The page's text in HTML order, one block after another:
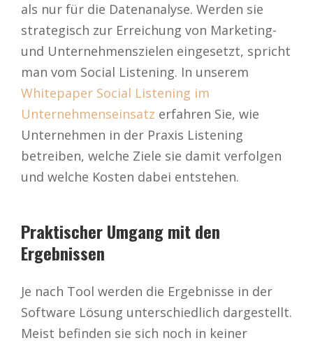
als nur für die Datenanalyse. Werden sie
strategisch zur Erreichung von Marketing-
und Unternehmenszielen eingesetzt, spricht
man vom Social Listening. In unserem
Whitepaper Social Listening im
Unternehmenseinsatz erfahren Sie, wie
Unternehmen in der Praxis Listening
betreiben, welche Ziele sie damit verfolgen
und welche Kosten dabei entstehen.
Praktischer Umgang mit den
Ergebnissen
Je nach Tool werden die Ergebnisse in der
Software Lösung unterschiedlich dargestellt.
Meist befinden sie sich noch in keiner